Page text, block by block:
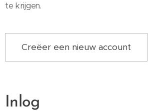
te krijgen.
Creëer een nieuw account
Inlog